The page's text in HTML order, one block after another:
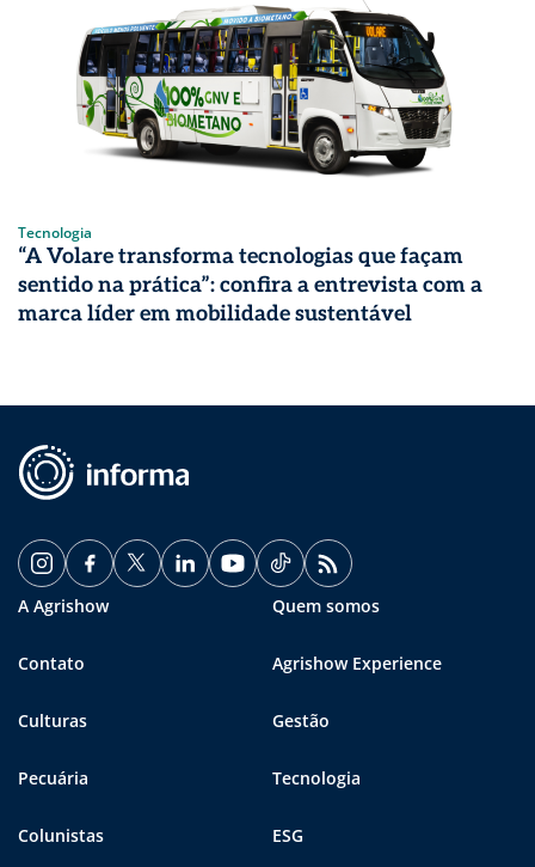
Tecnologia
“A Volare transforma tecnologias que façam
sentido na prática”: confira a entrevista com a
marca líder em mobilidade sustentável
A Agrishow Quem somos
Contato Agrishow Experience
Culturas Gestão
Pecuária Tecnologia
Colunistas ESG